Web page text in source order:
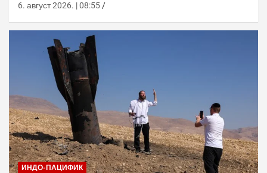
6. август 2026. | 08:55
ИНДО-ПАЦИФИК